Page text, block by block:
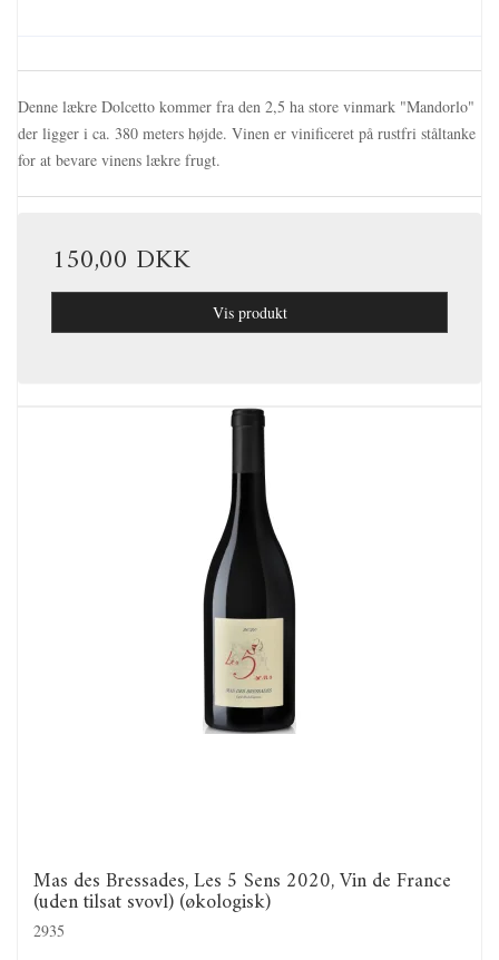
Denne lækre Dolcetto kommer fra den 2,5 ha store vinmark "Mandorlo"
der ligger i ca. 380 meters højde. Vinen er vinificeret på rustfri ståltanke
for at bevare vinens lækre frugt.
150,00 DKK
Vis produkt
Mas des Bressades, Les 5 Sens 2020, Vin de France
(uden tilsat svovl) (økologisk)
2935